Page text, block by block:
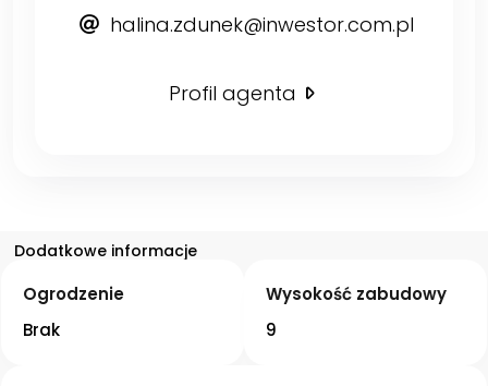
halina.zdunek@inwestor.com.pl
Profil agenta
Dodatkowe informacje
Ogrodzenie
Brak
Wysokość zabudowy
9